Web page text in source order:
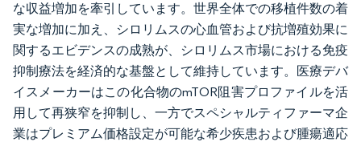
な収益増加を牽引しています。世界全体での移植件数の着
実な増加に加え、シロリムスの心血管および抗増殖効果に
関するエビデンスの成熟が、シロリムス市場における免疫
抑制療法を経済的な基盤として維持しています。医療デバ
イスメーカーはこの化合物のmTOR阻害プロファイルを活
用して再狭窄を抑制し、一方でスペシャルティファーマ企
業はプレミアム価格設定が可能な希少疾患および腫瘍適応